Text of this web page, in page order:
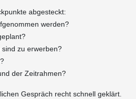
abgesteckt:
werden?
zu erwerben?
der Zeitrahmen?
Gespräch recht schnell geklärt.